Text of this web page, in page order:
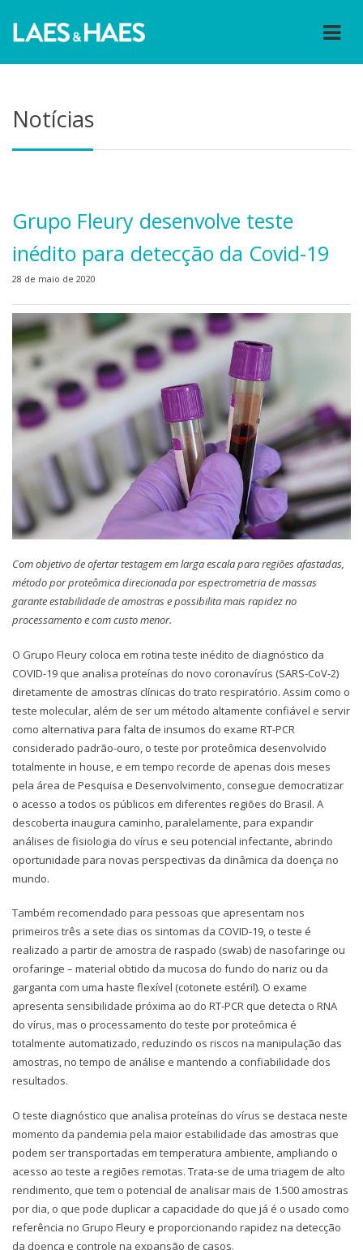
Notícias
Grupo Fleury desenvolve teste
inédito para detecção da Covid-19
28 de maio de 2020
Com objetivo de ofertar testagem em larga escala para regiões afastadas,
método por proteômica direcionada por espectrometria de massas
garante estabilidade de amostras e possibilita mais rapidez no
processamento e com custo menor.
O Grupo Fleury coloca em rotina teste inédito de diagnóstico da
COVID-19 que analisa proteínas do novo coronavírus (SARS-CoV-2)
diretamente de amostras clínicas do trato respiratório. Assim como o
teste molecular, além de ser um método altamente confiável e servir
como alternativa para falta de insumos do exame RT-PCR
considerado padrão-ouro, o teste por proteômica desenvolvido
totalmente in house, e em tempo recorde de apenas dois meses
pela área de Pesquisa e Desenvolvimento, consegue democratizar
o acesso a todos os públicos em diferentes regiões do Brasil. A
descoberta inaugura caminho, paralelamente, para expandir
análises de fisiologia do vírus e seu potencial infectante, abrindo
oportunidade para novas perspectivas da dinâmica da doença no
mundo.
Também recomendado para pessoas que apresentam nos
primeiros três a sete dias os sintomas da COVID-19, o teste é
realizado a partir de amostra de raspado (swab) de nasofaringe ou
orofaringe – material obtido da mucosa do fundo do nariz ou da
garganta com uma haste flexível (cotonete estéril). O exame
apresenta sensibilidade próxima ao do RT-PCR que detecta o RNA
do vírus, mas o processamento do teste por proteômica é
totalmente automatizado, reduzindo os riscos na manipulação das
amostras, no tempo de análise e mantendo a confiabilidade dos
resultados.
O teste diagnóstico que analisa proteínas do vírus se destaca neste
momento da pandemia pela maior estabilidade das amostras que
podem ser transportadas em temperatura ambiente, ampliando o
acesso ao teste a regiões remotas. Trata-se de uma triagem de alto
rendimento, que tem o potencial de analisar mais de 1.500 amostras
por dia, o que pode duplicar a capacidade do que já é o usado como
referência no Grupo Fleury e proporcionando rapidez na detecção
da doença e controle na expansão de casos.